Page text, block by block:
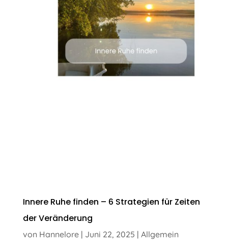
Innere Ruhe finden – 6 Strategien für Zeiten
der Veränderung
von Hannelore| Juni 22, 2025 | Allgemein